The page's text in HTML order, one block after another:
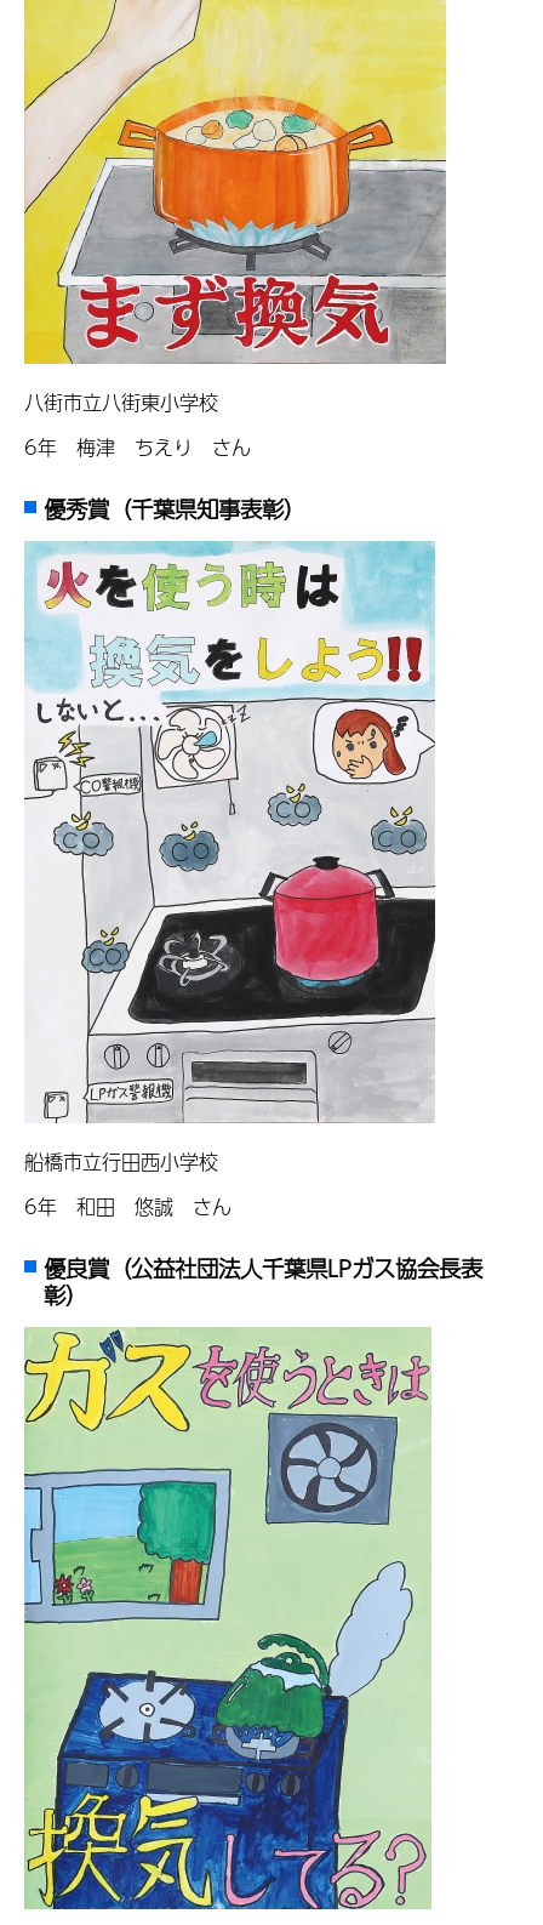
八街市立八街東小学校
6年 梅津 ちえり さん
優秀賞（千葉県知事表彰）
船橋市立行田西小学校
6年 和田 悠誠 さん
優良賞（公益社団法人千葉県LPガス協会長表
彰）